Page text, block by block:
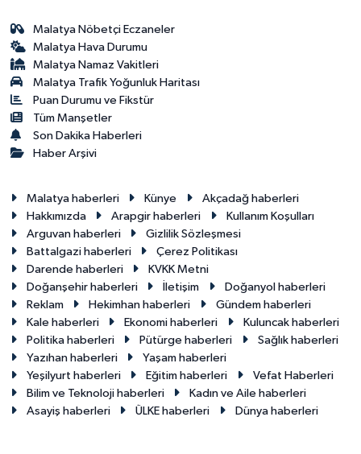
Malatya Nöbetçi Eczaneler
Malatya Hava Durumu
Malatya Namaz Vakitleri
Malatya Trafik Yoğunluk Haritası
Puan Durumu ve Fikstür
Tüm Manşetler
Son Dakika Haberleri
Haber Arşivi
Malatya haberleri Künye
Akçadağ haberleri
Hakkımızda
Arapgir haberleri
Kullanım Koşulları
Arguvan haberleri
Gizlilik Sözleşmesi
Battalgazi haberleri
Çerez Politikası
Darende haberleri
KVKK Metni
Doğanşehir haberleri
İletişim
Doğanyol haberleri
Reklam
Hekimhan haberleri
Gündem haberleri
Kale haberleri
Ekonomi haberleri
Kuluncak haberleri
Politika haberleri
Pütürge haberleri
Sağlık haberleri
Yazıhan haberleri
Yaşam haberleri
Yeşilyurt haberleri
Eğitim haberleri
Vefat Haberleri
Bilim ve Teknoloji haberleri
Kadın ve Aile haberleri
Asayiş haberleri
ÜLKE haberleri Dünya haberleri